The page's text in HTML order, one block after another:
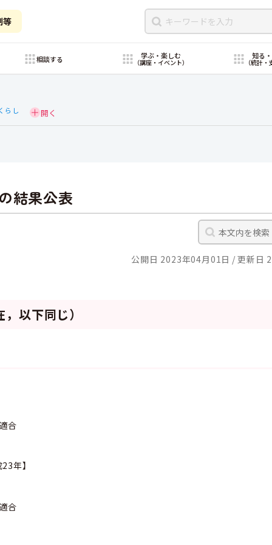
等
相談する 学ぶ・楽しむ
（講座・イベント）
知る
（統計・
らし
結果公表
公開日 2023年04月01日 更新日
以下同じ）
合
年】
合